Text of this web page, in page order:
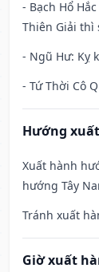
- Bạch Hổ
Thiên Giải thì
- Ngũ Hư: Kỵ
- Tứ Thời Cô
Hướng
Xuất hành
hướng Tây
Tránh xuất
Giờ xuất